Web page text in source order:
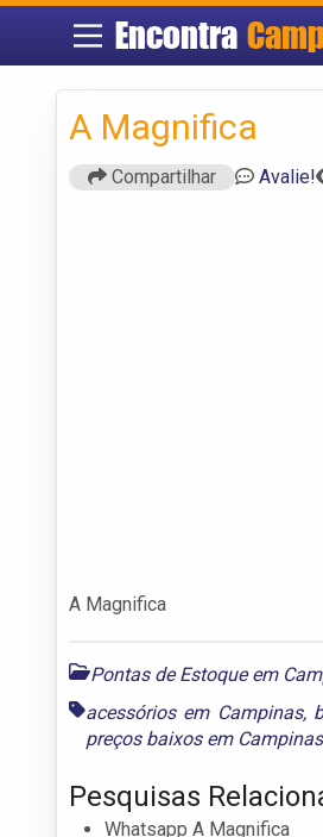
Encontra
A Magnifica
Compartilhar Avalie!
A Magnifica
Pontas de Estoque em
acessórios em Campinas,
preços baixos em Campinas
Pesquisas
Whatsapp A Magnifica